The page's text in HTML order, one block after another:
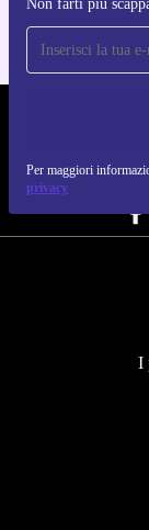
Non farti più
Per maggiori
privacy
I